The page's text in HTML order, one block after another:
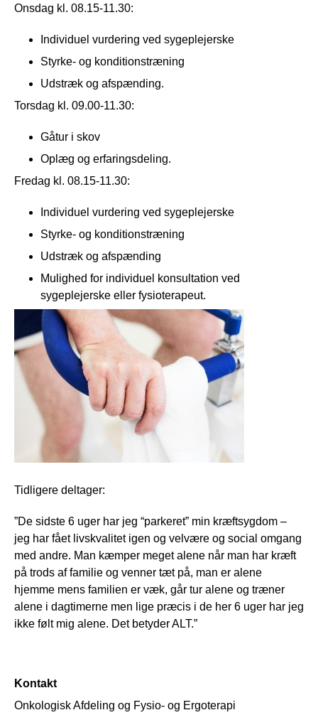
Onsdag kl. 08.15-11.30:
Individuel vurdering ved sygeplejerske
Styrke- og konditionstræning
Udstræk og afspænding.
Torsdag kl. 09.00-11.30:
Gåtur i skov
Oplæg og erfaringsdeling.
Fredag kl. 08.15-11.30:
Individuel vurdering ved sygeplejerske
Styrke- og konditionstræning
Udstræk og afspænding
Mulighed for individuel konsultation ved
sygeplejerske eller fysioterapeut.
Tidligere deltager:
”De sidste 6 uger har jeg “parkeret” min kræftsygdom –
jeg har fået livskvalitet igen og velvære og social omgang
med andre. Man kæmper meget alene når man har kræft
på trods af familie og venner tæt på, man er alene
hjemme mens familien er væk, går tur alene og træner
alene i dagtimerne men lige præcis i de her 6 uger har jeg
ikke følt mig alene. Det betyder ALT.”
Kontakt
Onkologisk Afdeling og Fysio- og Ergoterapi